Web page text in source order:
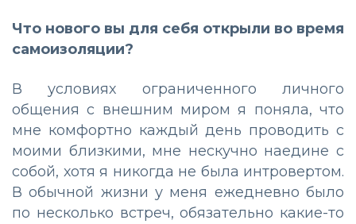
Что нового вы для себя открыли во время
самоизоляции?
В условиях ограниченного личного
общения с внешним миром я поняла, что
мне комфортно каждый день проводить с
моими близкими, мне нескучно наедине с
собой, хотя я никогда не была интровертом.
В обычной жизни у меня ежедневно было
по несколько встреч, обязательно какие-то